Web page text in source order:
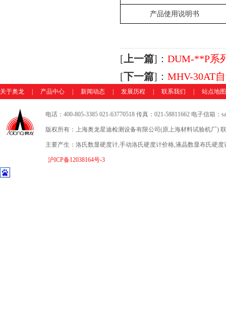
产品使用说明书
[上一篇]： DUM-**P系
[下一篇]： MHV-30AT
关于奥龙 产品中心 新闻动态 发展历程 联系我们 站点地图
电话：400-805-3385 021-63770518 传真：021-58811662 电子信箱：
版权所有：上海奥龙星迪检测设备有限公司(原上海材料试验机厂)
主要产生：洛氏数显硬度计,手动洛氏硬度计价格,液晶数显布氏硬
沪ICP备12038164号-3